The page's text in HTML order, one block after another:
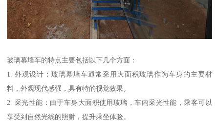
玻璃幕墙车的特点主要包括以下几个方面：
1. 外观设计：玻璃幕墙车通常采用大面积玻璃作为车身的主要材
料，外观现代感强，具有特的视觉效果。
2. 采光性能：由于车身大面积使用玻璃，车内采光性能，乘客可以
享受到自然光线的照射，提升乘坐体验。